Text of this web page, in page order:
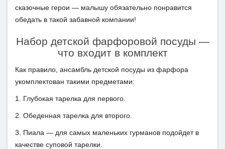
сказочные герои — малышу обязательно понравится
обедать в такой забавной компании!
Набор детской фарфоровой посуды —
что входит в комплект
Как правило, ансамбль детской посуды из фарфора
укомплектован такими предметами:
1. Глубокая тарелка для первого.
2. Обеденная тарелка для второго.
3. Пиала — для самых маленьких гурманов подойдет в
качестве суповой тарелки.